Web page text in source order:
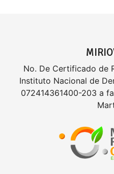
No. De Certificado de
Instituto Nacional de
072414361400-203 a